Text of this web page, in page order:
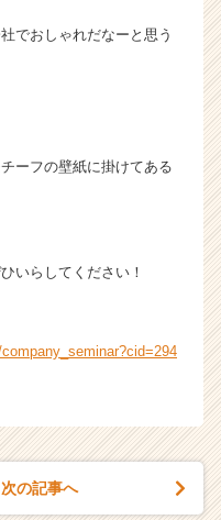
でおしゃれだなーと思う
ーフの壁紙に掛けてある
いらしてください！
次の記事へ